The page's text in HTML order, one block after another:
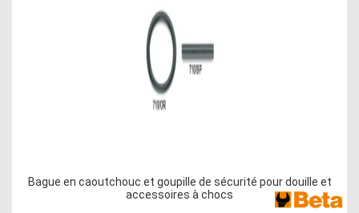
Bague en caoutchouc et goupille de sécurité pour douille et
accessoires à chocs